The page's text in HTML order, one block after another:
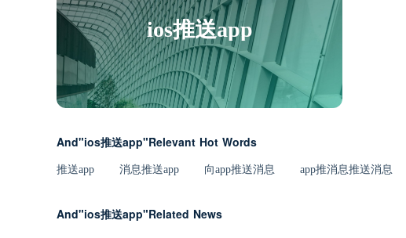
ios推送app
And"ios推送app"Relevant Hot Words
推送app 消息推送app 向app推送消息 app推消息推送消息
And"ios推送app"Related News